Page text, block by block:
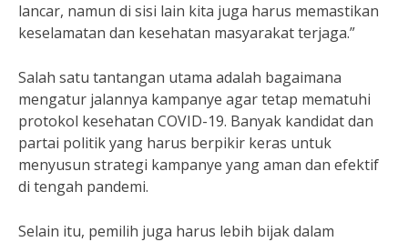
lancar, namun di sisi lain kita juga harus memastikan
keselamatan dan kesehatan masyarakat terjaga.”
Salah satu tantangan utama adalah bagaimana
mengatur jalannya kampanye agar tetap mematuhi
protokol kesehatan COVID-19. Banyak kandidat dan
partai politik yang harus berpikir keras untuk
menyusun strategi kampanye yang aman dan efektif
di tengah pandemi.
Selain itu, pemilih juga harus lebih bijak dalam